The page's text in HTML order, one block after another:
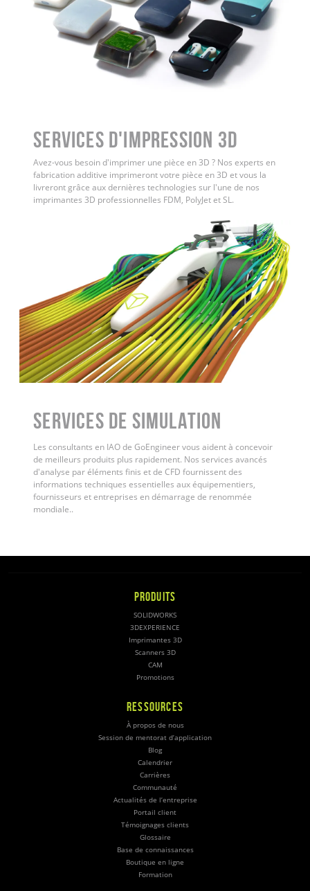
Services d'impression 3D
Avez-vous besoin d'imprimer une pièce en 3D ? Nos experts en
fabrication additive imprimeront votre pièce en 3D et vous la
livreront grâce aux dernières technologies sur l'une de nos
imprimantes 3D professionnelles FDM, PolyJet et SL.
Services de simulation
Les consultants en IAO de GoEngineer vous aident à concevoir
de meilleurs produits plus rapidement. Nos services avancés
d'analyse par éléments finis et de CFD fournissent des
informations techniques essentielles aux équipementiers,
fournisseurs et entreprises en démarrage de renommée
mondiale..
PRODUITS
SOLIDWORKS
3DEXPERIENCE
Imprimantes 3D
Scanners 3D
CAM
Promotions
RESSOURCES
À propos de nous
Session de mentorat d’application
Blog
Calendrier
Carrières
Communauté
Actualités de l’entreprise
Portail client
Témoignages clients
Glossaire
Base de connaissances
Boutique en ligne
Formation